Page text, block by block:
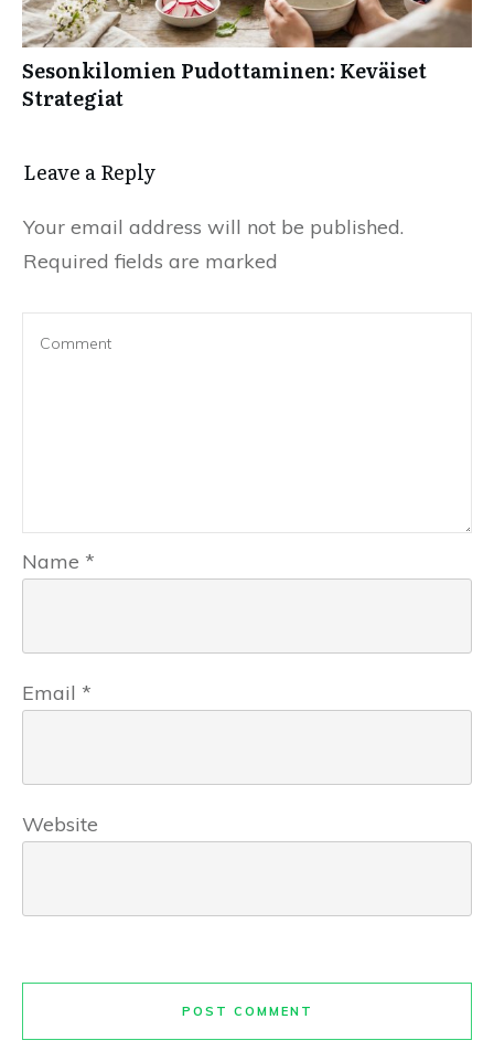
Sesonkilomien Pudottaminen: Keväiset
Strategiat
Leave a Reply
Your email address will not be published.
Required fields are marked
Name *
Email *
Website
POST COMMENT